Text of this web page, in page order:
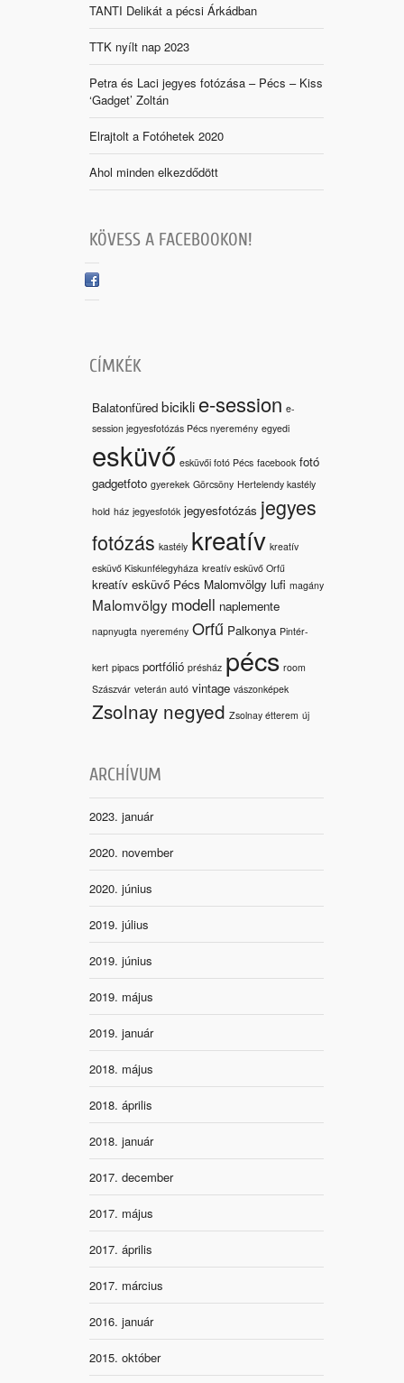
TANTI Delikát a pécsi Árkádban
TTK nyílt nap 2023
Petra és Laci jegyes fotózása – Pécs – Kiss
‘Gadget’ Zoltán
Elrajtolt a Fotóhetek 2020
Ahol minden elkezdődött
KÖVESS A FACEBOOKON!
CÍMKÉK
Balatonfüred bicikli e-session e-
session jegyesfotózás Pécs nyeremény egyedi
esküvő esküvői fotó Pécs facebook fotó
gadgetfoto gyerekek Görcsöny Hertelendy kastély
hold ház jegyesfotók jegyesfotózás jegyes
fotózás kastély kreatív kreatív
esküvő Kiskunfélegyháza kreatív esküvő Orfű
kreatív esküvő Pécs Malomvölgy lufi magány
Malomvölgy modell naplemente
napnyugta nyeremény Orfű Palkonya Pintér-
kert pipacs portfólió présház pécs room
Szászvár veterán autó vintage vászonképek
Zsolnay negyed Zsolnay étterem új
ARCHÍVUM
2023. január
2020. november
2020. június
2019. július
2019. június
2019. május
2019. január
2018. május
2018. április
2018. január
2017. december
2017. május
2017. április
2017. március
2016. január
2015. október